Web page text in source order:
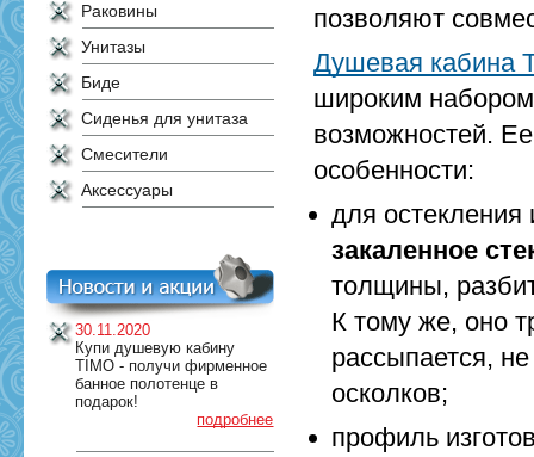
Раковины
Унитазы
Биде
Сиденья для унитаза
Смесители
Аксессуары
30.11.2020
Купи душевую кабину
TIMO - получи фирменное
банное полотенце в
подарок!
подробнее
позволяют
Душевая кабина
широким
возможностей.
особенности:
для остекления
закаленное
толщины,
К тому же, оно
рассыпается,
осколков;
профиль